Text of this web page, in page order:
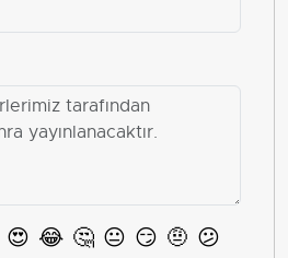
😍 😂 🤔 😐 😏 🤨 😕